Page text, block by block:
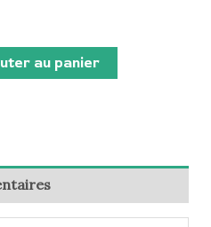
au panier